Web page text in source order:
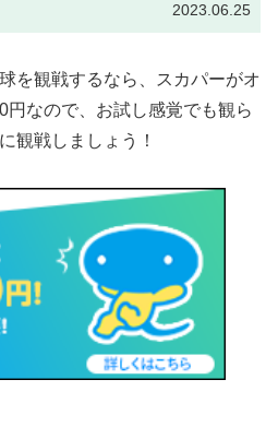
2023.06.25
を観戦するなら、スカパーがオ
円なので、お試し感覚でも観ら
観戦しましょう！